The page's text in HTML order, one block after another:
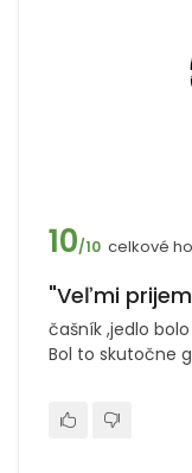
10/10 celkové
"Veľmi
čašník ,jedlo
Bol to skutočne